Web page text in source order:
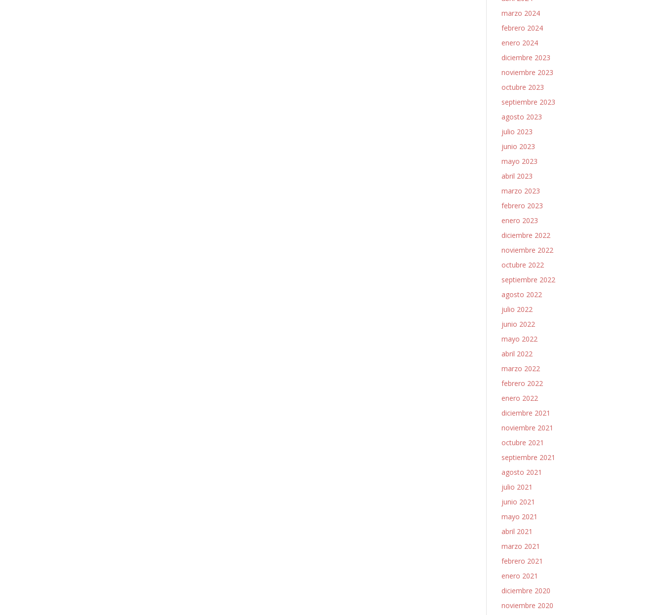
marzo 2024
febrero 2024
enero 2024
diciembre 2023
noviembre 2023
octubre 2023
septiembre 2023
agosto 2023
julio 2023
junio 2023
mayo 2023
abril 2023
marzo 2023
febrero 2023
enero 2023
diciembre 2022
noviembre 2022
octubre 2022
septiembre 2022
agosto 2022
julio 2022
junio 2022
mayo 2022
abril 2022
marzo 2022
febrero 2022
enero 2022
diciembre 2021
noviembre 2021
octubre 2021
septiembre 2021
agosto 2021
julio 2021
junio 2021
mayo 2021
abril 2021
marzo 2021
febrero 2021
enero 2021
diciembre 2020
noviembre 2020